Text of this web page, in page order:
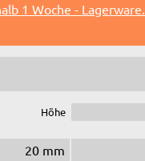
1 Woche - Lagerware.
Höhe
20 mm